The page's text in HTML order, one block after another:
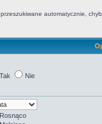
automatycznie,
Tak Nie
Rosnąco